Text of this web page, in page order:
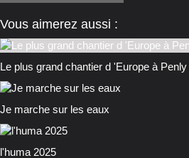
Vous aimerez aussi :
Le plus grand chantier d 'Europe à
Je marche sur les eaux
l'huma 2025